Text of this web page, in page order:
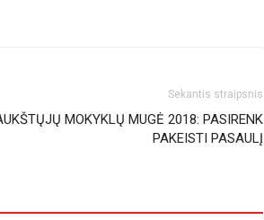
Sekantis straipsnis
MOKYKLŲ MUGĖ 2018: PASIRENK
PAKEISTI PASAULĮ